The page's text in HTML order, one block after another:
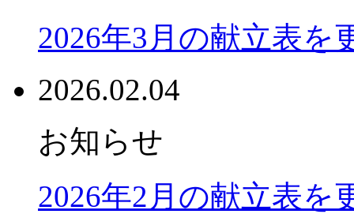
2026年3月の献立表を
2026.02.04
お知らせ
2026年2月の献立表を